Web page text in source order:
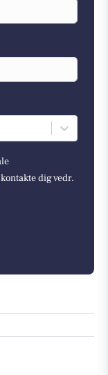
dig vedr.